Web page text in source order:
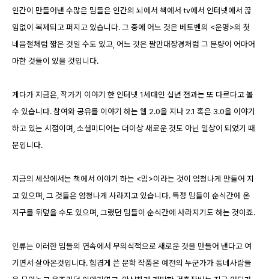
인간이 만들어낸 수많은 밈들은 인간의 뇌에서 책에서 tv에서 인터넷에서 끊
임없이 복제되고 퍼지고 있습니다. 그 중에 어느 것은 베토벤의 <운명>의 첫
네음절처럼 짧은 것일 수도 있고, 어느 것은 팔만대장경처럼 그 분량이 어마어
마한 것들이 있을 것입니다.
게다가 지금은, 작가기 이야기 한 인터넷 1세대인 십년 전과는 또 다르다고 볼
수 있습니다. 참여와 공유를 이야기 하는 웹 2.0을 지나 2.1 혹은 3.0을 이야기
하고 있는 시점이며, 소셜미디어는 더이상 새로운 것도 아닌 일상이 되었기 때
문입니다.
지금의 세상에서는 책에서 이야기 하는 <밈>이라는 것이 엄청나게 만들어 지
고 있으며, 그 것들은 엄청나게 사라지고 있습니다. 특정 밈들이 순식간에 온
지구를 뒤덮을 수도 있으며, 그랬던 밈들이 순식간에 사라지기도 하는 것이죠.
인류는 이러한 밈들의 연속에서 무의식적으로 새로운 것을 만들어 낸다고 여
기면서 살아온것입니다. 힘겹게 쓴 문학 작품은 예전의 누군가가 동네사람들